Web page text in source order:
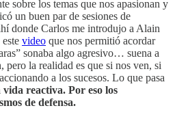
sobre los temas que nos apasionan y
un buen par de sesiones de
donde Carlos me introdujo a Alain
video que nos permitió acordar
sonaba algo agresivo… suena a
pero la realidad es que si nos ven, si
a los sucesos. Lo que pasa
reactiva. Por eso los
de defensa.